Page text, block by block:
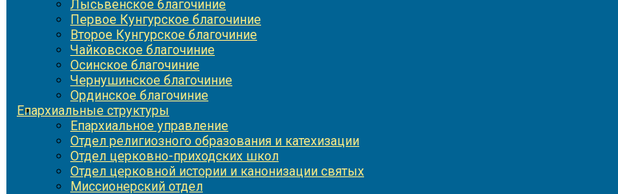
Лысьвенское благочиние
Первое Кунгурское благочиние
Второе Кунгурское благочиние
Чайковское благочиние
Осинское благочиние
Чернушинское благочиние
Ординское благочиние
Епархиальные структуры
Епархиальное управление
Отдел религиозного образования и катехизации
Отдел церковно-приходских школ
Отдел церковной истории и канонизации святых
Миссионерский отдел